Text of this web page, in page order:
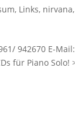
, Links, nirvana,
942670 E-
für Piano Solo!